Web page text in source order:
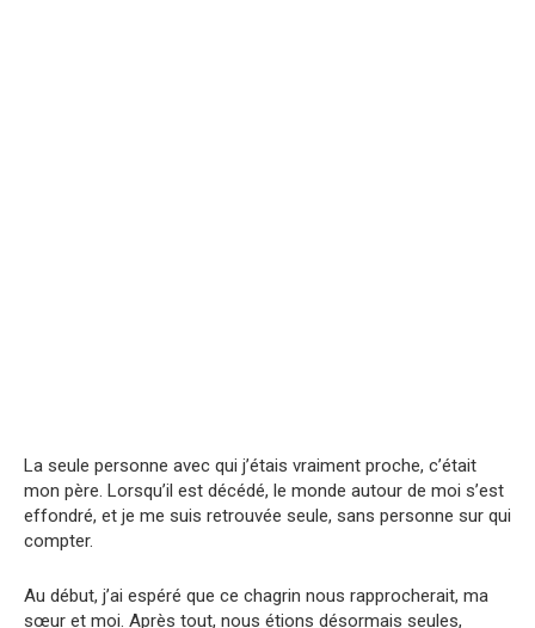
La seule personne avec qui j’étais vraiment proche, c’était
mon père. Lorsqu’il est décédé, le monde autour de moi s’est
effondré, et je me suis retrouvée seule, sans personne sur qui
compter.
Au début, j’ai espéré que ce chagrin nous rapprocherait, ma
sœur et moi. Après tout, nous étions désormais seules,